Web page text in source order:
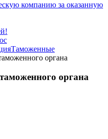
компанию за оказанную
Таможенные
органа
органа